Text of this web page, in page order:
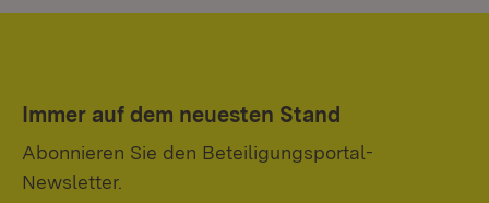
Immer auf dem neuesten Stand
Abonnieren Sie den Beteiligungsportal-
Newsletter.